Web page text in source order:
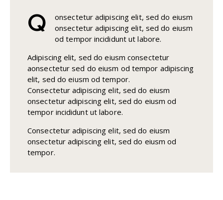
Q
onsectetur adipiscing elit, sed do eiusm
onsectetur adipiscing elit, sed do eiusm
od tempor incididunt ut labore.
Adipiscing elit, sed do eiusm consectetur
aonsectetur sed do eiusm od tempor adipiscing
elit, sed do eiusm od tempor.
Consectetur adipiscing elit, sed do eiusm
onsectetur adipiscing elit, sed do eiusm od
tempor incididunt ut labore.
Consectetur adipiscing elit, sed do eiusm
onsectetur adipiscing elit, sed do eiusm od
tempor.